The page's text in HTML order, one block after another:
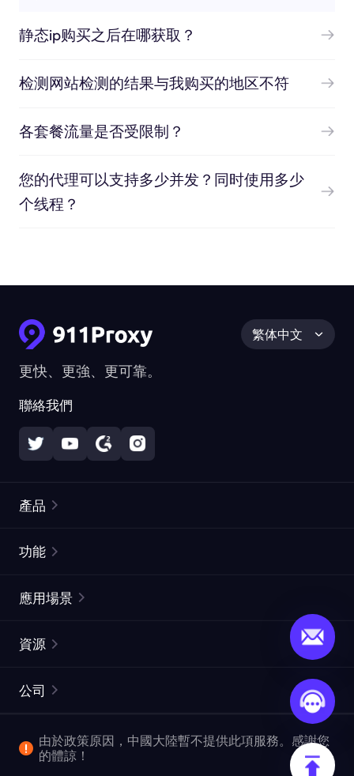
静态ip购买之后在哪获取？
检测网站检测的结果与我购买的地区不符
各套餐流量是否受限制？
您的代理可以支持多少并发？同时使用多少
个线程？
更快、更強、更可靠。
聯絡我們
繁体中文
產品
靜態住宅代理
網頁擷取 API
視頻下載 API
功能
ISP代理
ProxySite
應用場景
市場研究
爬行和索引
資源
常見問題解答
位置
公司
企業服務
由於政策原因，中國大陸暫不提供此項服務。感謝您
的體諒！